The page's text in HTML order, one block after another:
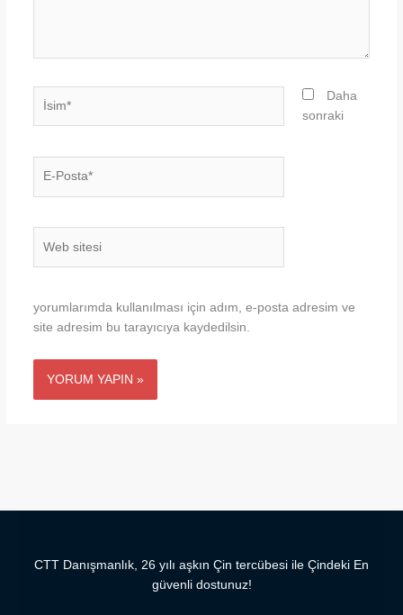
sitesi
Daha
sonraki
yorumlarımda kullanılması için adım, e-posta adresim ve
site adresim bu tarayıcıya kaydedilsin.
CTT Danışmanlık, 26 yılı aşkın Çin tercübesi ile Çindeki En
güvenli dostunuz!